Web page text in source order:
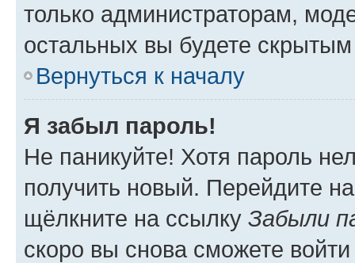
только администраторам,
остальных вы будете
Вернуться к началу
Я забыл пароль!
Не паникуйте! Хотя пароль
получить новый. Перейдите
щёлкните на ссылку Забыли
скоро вы снова сможете